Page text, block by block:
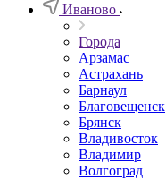
Иваново
Города
Арзамас
Астрахань
Барнаул
Благовещенск
Брянск
Владивосток
Владимир
Волгоград